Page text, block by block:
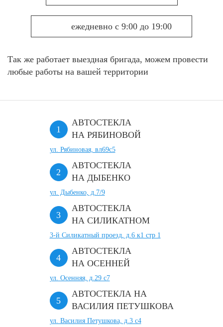
ежедневно с 9:00 до 19:00
Так же работает выездная бригада, можем провести
любые работы на вашей территории
АВТОСТЕКЛА
НА РЯБИНОВОЙ
ул. Рябиновая, вл69с5
АВТОСТЕКЛА
НА ДЫБЕНКО
ул. Дыбенко, д.7/9
АВТОСТЕКЛА
НА СИЛИКАТНОМ
3-й Силикатный проезд, д.6 к1 стр 1
АВТОСТЕКЛА
НА ОСЕННЕЙ
ул. Осенняя, д.29 с7
АВТОСТЕКЛА НА
ВАСИЛИЯ ПЕТУШКОВА
ул. Василия Петушкова, д.3 с4